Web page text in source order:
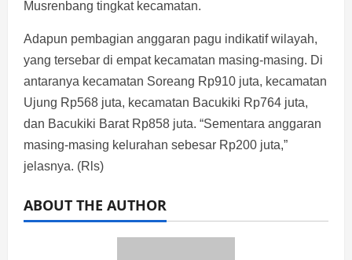
Musrenbang tingkat kecamatan.
Adapun pembagian anggaran pagu indikatif wilayah,
yang tersebar di empat kecamatan masing-masing. Di
antaranya kecamatan Soreang Rp910 juta, kecamatan
Ujung Rp568 juta, kecamatan Bacukiki Rp764 juta,
dan Bacukiki Barat Rp858 juta. “Sementara anggaran
masing-masing kelurahan sebesar Rp200 juta,”
jelasnya. (Rls)
ABOUT THE AUTHOR